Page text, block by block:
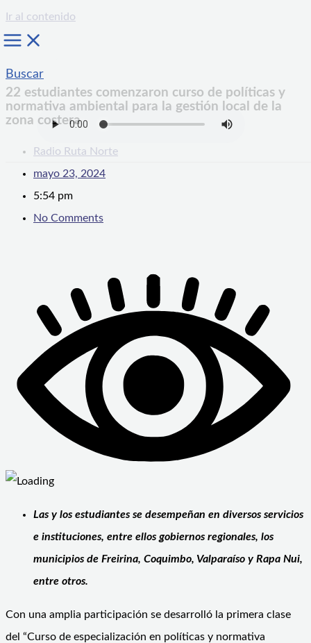
Ir al contenido
Buscar
22 estudiantes comenzaron curso de políticas y
normativa ambiental para la gestión local de la
zona costera
Radio Ruta Norte
mayo 23, 2024
5:54 pm
No Comments
Las y los estudiantes se desempeñan en diversos servicios
e instituciones, entre ellos gobiernos regionales, los
municipios de Freirina, Coquimbo, Valparaíso y Rapa Nui,
entre otros.
Con una amplia participación se desarrolló la primera clase
del “Curso de especialización en políticas y normativa